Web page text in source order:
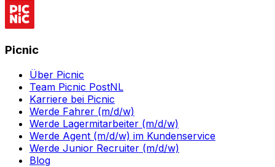
Picnic
Über Picnic
Team Picnic PostNL
Karriere bei Picnic
Werde Fahrer (m/d/w)
Werde Lagermitarbeiter (m/d/w)
Werde Agent (m/d/w) im Kundenservice
Werde Junior Recruiter (m/d/w)
Blog